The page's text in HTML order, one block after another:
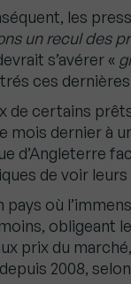
les
un recul des
s’avérer «
ces
de certains
mois dernier à
d’Angleterre
de voir leurs
pays où
obligeant
prix du
2008,